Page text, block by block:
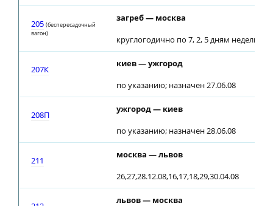
205 (беспересадочный
вагон)
загреб — москва
круглогодично по 7, 2, 5 дням недели
207К
киев — ужгород
по указанию; назначен 27.06.08
208П
ужгород — киев
по указанию; назначен 28.06.08
211
москва — львов
26,27,28.12.08,16,17,18,29,30.04.08
львов — москва